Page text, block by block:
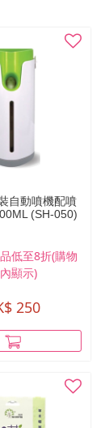
自動噴機配噴
(SH-050)
低至8折(購物
顯示)
250